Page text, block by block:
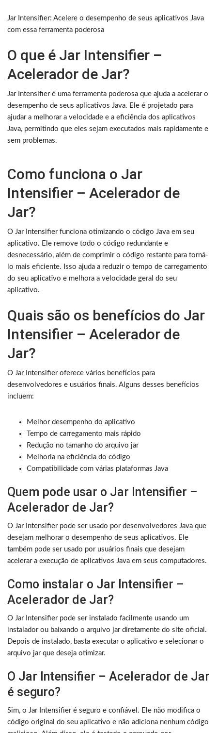
Jar Intensifier: Acelere o desempenho de seus aplicativos Java
com essa ferramenta poderosa
O que é Jar Intensifier –
Acelerador de Jar?
Jar Intensifier é uma ferramenta poderosa que ajuda a acelerar o
desempenho de seus aplicativos Java. Ele é projetado para
ajudar a melhorar a velocidade e a eficiência dos aplicativos
Java, permitindo que eles sejam executados mais rapidamente e
sem problemas.
Como funciona o Jar
Intensifier – Acelerador de
Jar?
O Jar Intensifier funciona otimizando o código Java em seu
aplicativo. Ele remove todo o código redundante e
desnecessário, além de comprimir o código restante para torná-
lo mais eficiente. Isso ajuda a reduzir o tempo de carregamento
do seu aplicativo e melhora a velocidade geral do seu
aplicativo.
Quais são os benefícios do Jar
Intensifier – Acelerador de
Jar?
O Jar Intensifier oferece vários benefícios para
desenvolvedores e usuários finais. Alguns desses benefícios
incluem:
Melhor desempenho do aplicativo
Tempo de carregamento mais rápido
Redução no tamanho do arquivo jar
Melhoria na eficiência do código
Compatibilidade com várias plataformas Java
Quem pode usar o Jar Intensifier –
Acelerador de Jar?
O Jar Intensifier pode ser usado por desenvolvedores Java que
desejam melhorar o desempenho de seus aplicativos. Ele
também pode ser usado por usuários finais que desejam
acelerar a execução de aplicativos Java em seus computadores.
Como instalar o Jar Intensifier –
Acelerador de Jar?
O Jar Intensifier pode ser instalado facilmente usando um
instalador ou baixando o arquivo jar diretamente do site oficial.
Depois de instalado, basta executar o aplicativo e selecionar o
arquivo jar que deseja otimizar.
O Jar Intensifier – Acelerador de Jar
é seguro?
Sim, o Jar Intensifier é seguro e confiável. Ele não modifica o
código original do seu aplicativo e não adiciona nenhum código